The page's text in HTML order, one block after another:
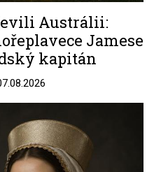
Austrálii:
Jamese
kapitán